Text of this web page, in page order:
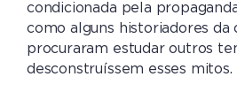
condicionada pela
como alguns historiadores da
procuraram estudar outros
desconstruíssem esses mitos.